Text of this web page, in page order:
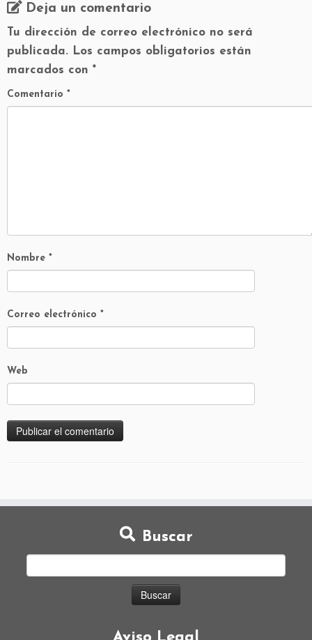
Deja un comentario
Tu dirección de correo electrónico no será
publicada. Los campos obligatorios están
marcados con *
Comentario *
Nombre *
Correo electrónico *
Web
Buscar